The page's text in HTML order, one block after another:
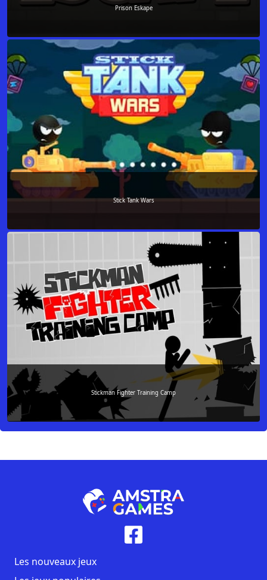
Prison Eskape
Stick Tank Wars
Stickman Fighter Training Camp
Les nouveaux jeux